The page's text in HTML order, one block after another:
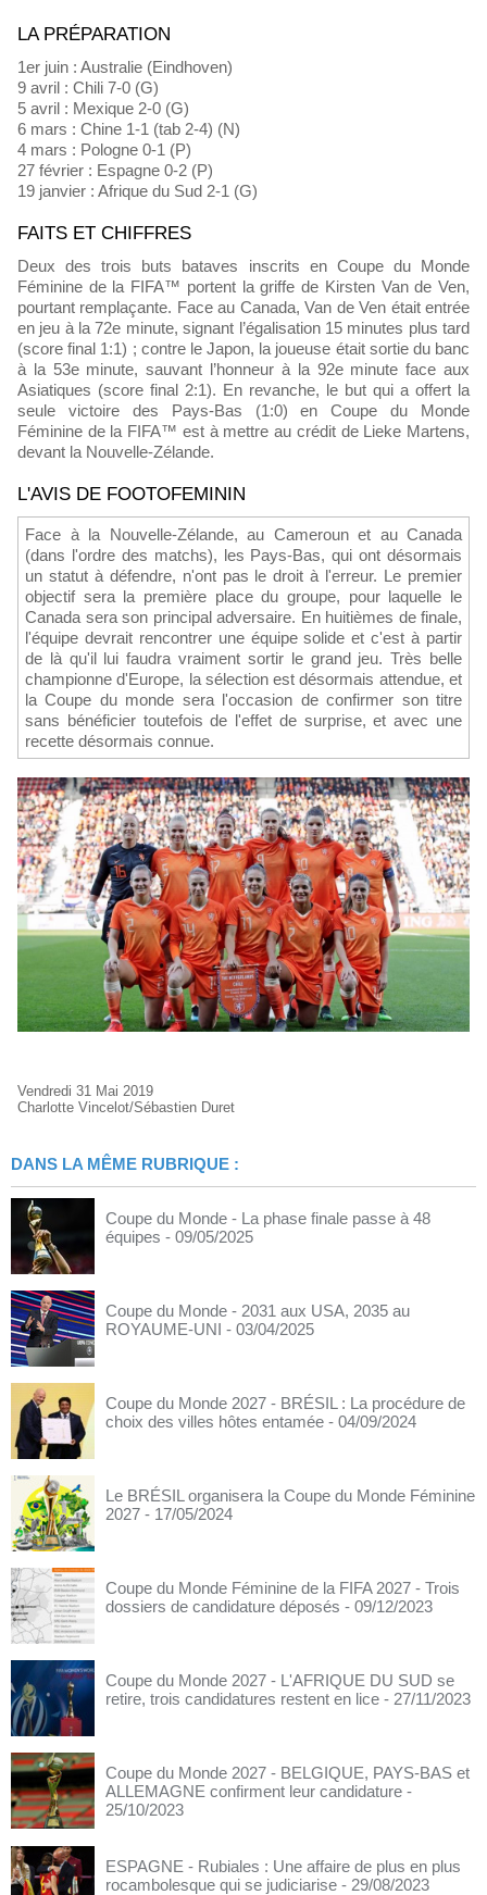
LA PRÉPARATION
1er juin : Australie (Eindhoven)
9 avril : Chili 7-0 (G)
5 avril : Mexique 2-0 (G)
6 mars : Chine 1-1 (tab 2-4) (N)
4 mars : Pologne 0-1 (P)
27 février : Espagne 0-2 (P)
19 janvier : Afrique du Sud 2-1 (G)
FAITS ET CHIFFRES
Deux des trois buts bataves inscrits en Coupe du Monde
Féminine de la FIFA™ portent la griffe de Kirsten Van de Ven,
pourtant remplaçante. Face au Canada, Van de Ven était entrée
en jeu à la 72e minute, signant l’égalisation 15 minutes plus tard
(score final 1:1) ; contre le Japon, la joueuse était sortie du banc
à la 53e minute, sauvant l’honneur à la 92e minute face aux
Asiatiques (score final 2:1). En revanche, le but qui a offert la
seule victoire des Pays-Bas (1:0) en Coupe du Monde
Féminine de la FIFA™ est à mettre au crédit de Lieke Martens,
devant la Nouvelle-Zélande.
L'AVIS DE FOOTOFEMININ
Face à la Nouvelle-Zélande, au Cameroun et au Canada
(dans l'ordre des matchs), les Pays-Bas, qui ont désormais
un statut à défendre, n'ont pas le droit à l'erreur. Le premier
objectif sera la première place du groupe, pour laquelle le
Canada sera son principal adversaire. En huitièmes de finale,
l'équipe devrait rencontrer une équipe solide et c'est à partir
de là qu'il lui faudra vraiment sortir le grand jeu. Très belle
championne d'Europe, la sélection est désormais attendue, et
la Coupe du monde sera l'occasion de confirmer son titre
sans bénéficier toutefois de l'effet de surprise, et avec une
recette désormais connue.
Vendredi 31 Mai 2019
Charlotte Vincelot/Sébastien Duret
DANS LA MÊME RUBRIQUE :
Coupe du Monde - La phase finale passe à 48
équipes - 09/05/2025
Coupe du Monde - 2031 aux USA, 2035 au
ROYAUME-UNI - 03/04/2025
Coupe du Monde 2027 - BRÉSIL : La procédure de
choix des villes hôtes entamée - 04/09/2024
Le BRÉSIL organisera la Coupe du Monde Féminine
2027 - 17/05/2024
Coupe du Monde Féminine de la FIFA 2027 - Trois
dossiers de candidature déposés - 09/12/2023
Coupe du Monde 2027 - L'AFRIQUE DU SUD se
retire, trois candidatures restent en lice - 27/11/2023
Coupe du Monde 2027 - BELGIQUE, PAYS-BAS et
ALLEMAGNE confirment leur candidature -
25/10/2023
ESPAGNE - Rubiales : Une affaire de plus en plus
rocambolesque qui se judiciarise - 29/08/2023